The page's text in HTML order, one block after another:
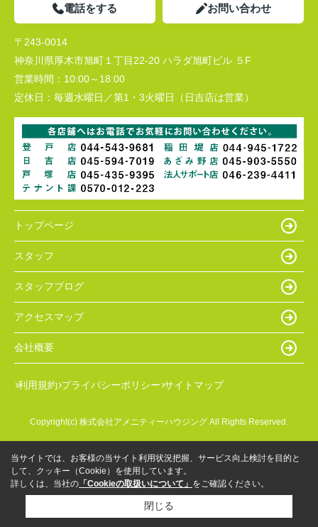
電話をする お問い合わせ
〒243-0014
神奈川県厚木市旭町１丁目22-20 ハラダ旭町ビル ５F
営業時間： 10:00～18:00
定休日： 毎週水曜日／第1・3火曜日（日吉店は営業）
トップページ
スタッフ
スタッフブログ
アクセスマップ
会社概要
利用規約 プライバシーポリシー サイトマップ
Copyright(c) 株式会社アメニティーハウジング All Rights Reserved.
当サイトでは、お客様の当サイト利用状況把握、サービス向上検討を目的と
して、クッキー（Cookie）を使用しています。
詳しくは、当社の 「Cookieの取扱いについて」 をご確認ください。
閉じる